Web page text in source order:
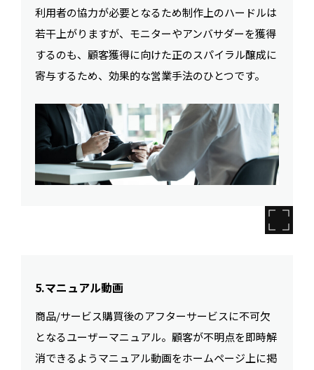
利用者の協力が必要となるため制作上のハードルは
若干上がりますが、モニターやアンバサダーを獲得
するのも、顧客獲得に向けた正のスパイラル醸成に
寄与するため、効果的な営業手法のひとつです。
5.マニュアル動画
商品/サービス購買後のアフターサービスに不可欠
となるユーザーマニュアル。顧客が不明点を即時解
消できるようマニュアル動画をホームページ上に掲